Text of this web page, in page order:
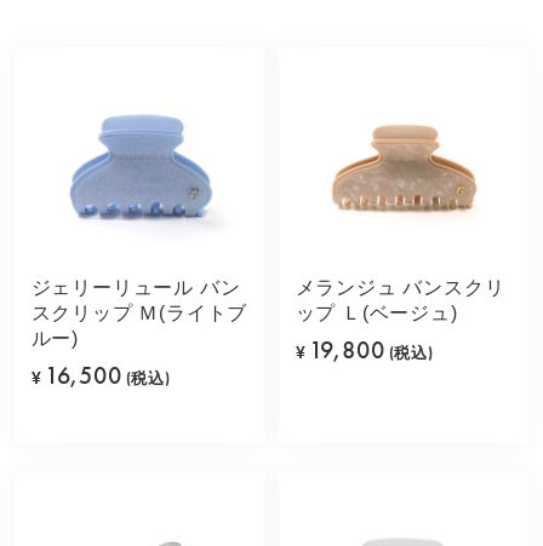
ジェリーリュール バン
スクリップ Ｍ(ライトブ
ルー)
¥ 16,500 (税込)
メランジュ バンスクリ
ップ Ｌ(ベージュ)
¥ 19,800 (税込)